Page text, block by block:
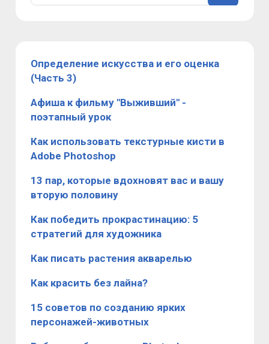
Определение искусства и его оценка
(Часть 3)
Афиша к фильму "Выживший" -
поэтапный урок
Как использовать текстурные кисти в
Adobe Photoshop
13 пар, которые вдохновят вас и вашу
вторую половину
Как победить прокрастинацию: 5
стратегий для художника
Как писать растения акварелью
​Как красить без лайна?
15 советов по созданию ярких
персонажей-животных